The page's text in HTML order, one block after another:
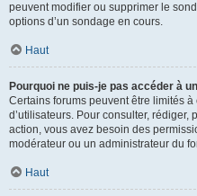
peuvent modifier ou supprimer le
options d’un sondage en cours.
Haut
Pourquoi ne puis-je pas accéder à
Certains forums peuvent être limités
d’utilisateurs. Pour consulter, rédiger,
action, vous avez besoin des
modérateur ou un administrateur du
Haut